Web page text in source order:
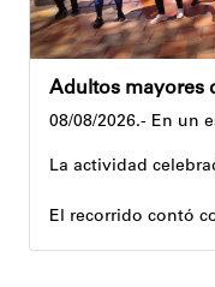
08/08/2026.- En un
La actividad
El recorrido contó